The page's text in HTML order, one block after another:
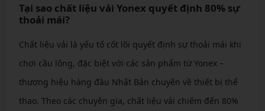
Tại sao chất liệu vải Yonex quyết định 80% sự
thoải mái?
Chất liệu vải là yếu tố cốt lõi quyết định sự thoải mái khi
chơi cầu lông, đặc biệt với các sản phẩm từ Yonex –
thương hiệu hàng đầu Nhật Bản chuyên về thiết bị thể
thao. Theo các chuyên gia, chất liệu vải chiếm đến 80%